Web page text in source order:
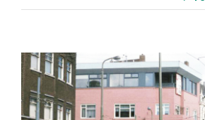
Bekijk
grotere
afbeelding